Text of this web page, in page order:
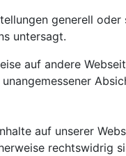
generell
untersagt.
auf andere
auf unserer
rechtswidrig